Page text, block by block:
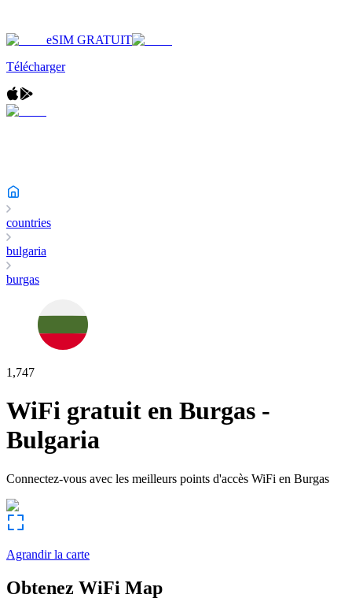
eSIM GRATUIT
Télécharger
countries
bulgaria
burgas
1,747
WiFi gratuit en Burgas -
Bulgaria
Connectez-vous avec les meilleurs points d'accès WiFi en Burgas
Agrandir la carte
Obtenez WiFi Map